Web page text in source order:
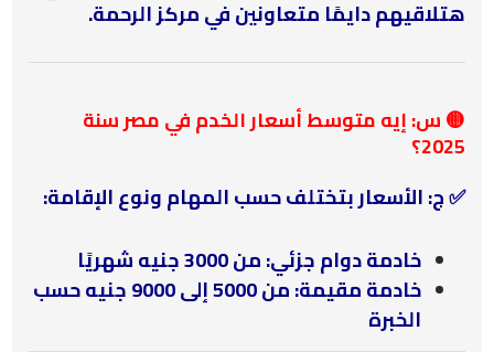
هتلاقيهم دايمًا متعاونين في مركز الرحمة.
🟡 س: إيه متوسط أسعار الخدم في مصر سنة
2025؟
✅ ج: الأسعار بتختلف حسب المهام ونوع الإقامة:
خادمة دوام جزئي: من 3000 جنيه شهريًا
خادمة مقيمة: من 5000 إلى 9000 جنيه حسب
الخبرة